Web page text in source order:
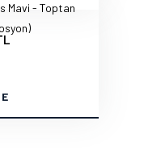
Mavi - Toptan